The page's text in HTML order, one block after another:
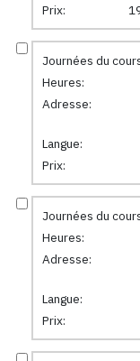
Prix:
Journées du
Heures:
Adresse:
Langue:
Prix:
Journées du
Heures:
Adresse:
Langue:
Prix: